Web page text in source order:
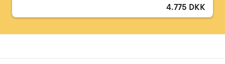
4.775 DKK